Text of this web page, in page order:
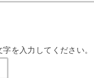
字を入力してください。